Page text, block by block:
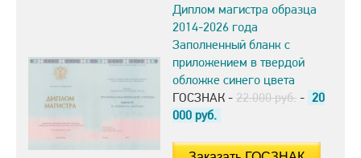
Диплом магистра образца
2014-2026 года
Заполненный бланк с
приложением в твердой
обложке синего цвета
ГОСЗНАК - 22.000 руб. - 20
000 руб.